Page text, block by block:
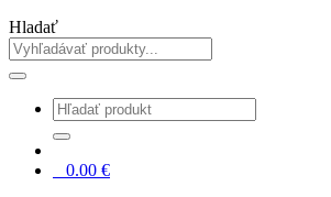
Hladať
0.00 €